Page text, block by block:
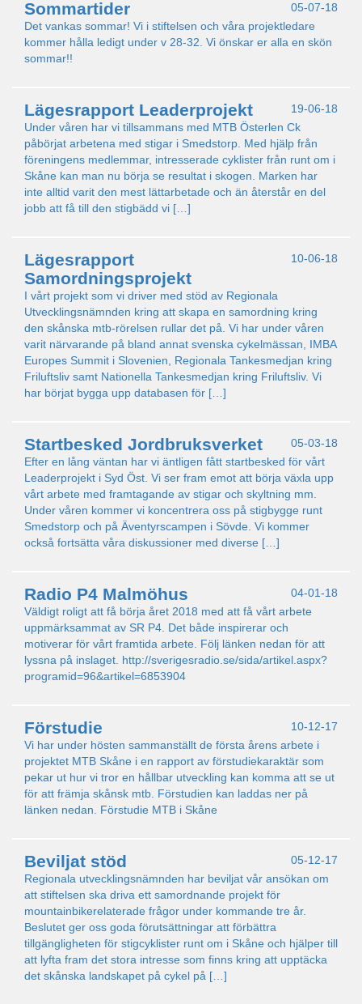
05-07-18
Sommartider
Det vankas sommar! Vi i stiftelsen och våra projektledare
kommer hålla ledigt under v 28-32. Vi önskar er alla en skön
sommar!!
19-06-18
Lägesrapport Leaderprojekt
Under våren har vi tillsammans med MTB Österlen Ck
påbörjat arbetena med stigar i Smedstorp. Med hjälp från
föreningens medlemmar, intresserade cyklister från runt om i
Skåne kan man nu börja se resultat i skogen. Marken har
inte alltid varit den mest lättarbetade och än återstår en del
jobb att få till den stigbädd vi […]
10-06-18
Lägesrapport
Samordningsprojekt
I vårt projekt som vi driver med stöd av Regionala
Utvecklingsnämnden kring att skapa en samordning kring
den skånska mtb-rörelsen rullar det på. Vi har under våren
varit närvarande på bland annat svenska cykelmässan, IMBA
Europes Summit i Slovenien, Regionala Tankesmedjan kring
Friluftsliv samt Nationella Tankesmedjan kring Friluftsliv. Vi
har börjat bygga upp databasen för […]
05-03-18
Startbesked Jordbruksverket
Efter en lång väntan har vi äntligen fått startbesked för vårt
Leaderprojekt i Syd Öst. Vi ser fram emot att börja växla upp
vårt arbete med framtagande av stigar och skyltning mm.
Under våren kommer vi koncentrera oss på stigbygge runt
Smedstorp och på Äventyrscampen i Sövde. Vi kommer
också fortsätta våra diskussioner med diverse […]
04-01-18
Radio P4 Malmöhus
Väldigt roligt att få börja året 2018 med att få vårt arbete
uppmärksammat av SR P4. Det både inspirerar och
motiverar för vårt framtida arbete. Följ länken nedan för att
lyssna på inslaget. http://sverigesradio.se/sida/artikel.aspx?
programid=96&artikel=6853904
10-12-17
Förstudie
Vi har under hösten sammanställt de första årens arbete i
projektet MTB Skåne i en rapport av förstudiekaraktär som
pekar ut hur vi tror en hållbar utveckling kan komma att se ut
för att främja skånsk mtb. Förstudien kan laddas ner på
länken nedan. Förstudie MTB i Skåne
05-12-17
Beviljat stöd
Regionala utvecklingsnämnden har beviljat vår ansökan om
att stiftelsen ska driva ett samordnande projekt för
mountainbikerelaterade frågor under kommande tre år.
Beslutet ger oss goda förutsättningar att förbättra
tillgängligheten för stigcyklister runt om i Skåne och hjälper till
att lyfta fram det stora intresse som finns kring att upptäcka
det skånska landskapet på cykel på […]